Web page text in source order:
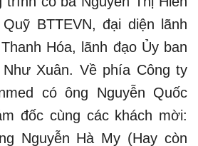
BTTEVN, đại diện lãnh
Hóa, lãnh đạo Ủy ban
Xuân. Về phía Công ty
có ông Nguyễn Quốc
đốc cùng các khách mời:
Nguyễn Hà My (Hay còn